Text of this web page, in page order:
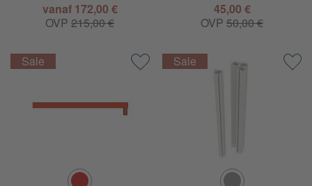
vanaf 172,00 €
OVP215,00 €
45,00 €
OVP50,00 €